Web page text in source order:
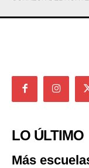
LO ÚLTIMO
Más